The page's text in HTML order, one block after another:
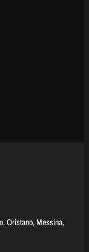
Oristano, Messina,